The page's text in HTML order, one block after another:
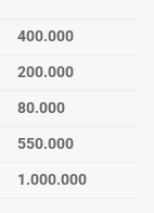
400.000
200.000
80.000
550.000
1.000.000